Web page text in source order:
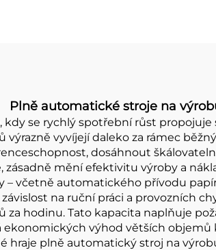
Plně automatické stroje na
kdy se rychlý spotřební růst
výrazně vyvíjejí daleko za rámec
dosáhnout
zásadně mění efektivitu výroby a
– včetně automatického přívodu
na ruční práci a provozních
za hodinu. Tato kapacita naplňuje
ekonomických výhod větších objemů
hraje plně automatický stroj na